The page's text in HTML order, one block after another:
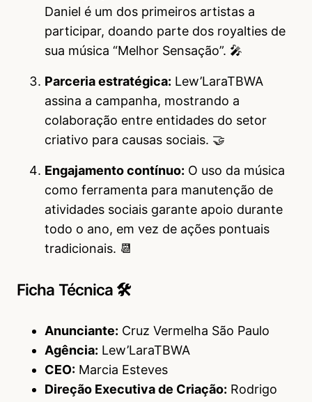
Daniel é um dos primeiros artistas a
participar, doando parte dos royalties de
sua música “Melhor Sensação”. 🎤
Parceria estratégica: Lew’LaraTBWA
assina a campanha, mostrando a
colaboração entre entidades do setor
criativo para causas sociais. 🤝
Engajamento contínuo: O uso da música
como ferramenta para manutenção de
atividades sociais garante apoio durante
todo o ano, em vez de ações pontuais
tradicionais. 📆
Ficha Técnica 🛠
Anunciante: Cruz Vermelha São Paulo
Agência: Lew’LaraTBWA
CEO: Marcia Esteves
Direção Executiva de Criação: Rodrigo